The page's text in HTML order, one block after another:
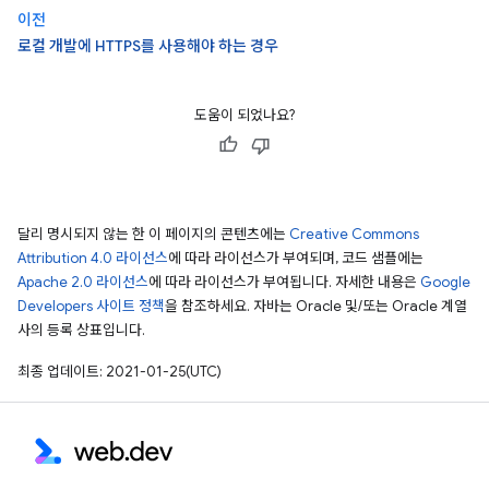
이전
로컬 개발에 HTTPS를 사용해야 하는 경우
도움이 되었나요?
달리 명시되지 않는 한 이 페이지의 콘텐츠에는 Creative Commons
Attribution 4.0 라이선스에 따라 라이선스가 부여되며, 코드 샘플에는
Apache 2.0 라이선스에 따라 라이선스가 부여됩니다. 자세한 내용은 Google
Developers 사이트 정책을 참조하세요. 자바는 Oracle 및/또는 Oracle 계열
사의 등록 상표입니다.
최종 업데이트: 2021-01-25(UTC)